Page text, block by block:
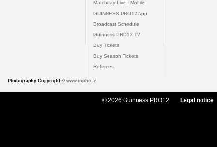
Matchday Live - Mobile
GUINNESS PRO12 App
Broadcast Schedule
Guinness PRO12 TV
Buy Tickets
Buy Season Tickets
Referees
Photography Copyright © www.inpho.ie
© 2026 Guinness PRO12 Legal notice